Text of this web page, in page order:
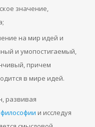
значение,
на мир идей и
и умопостигаемый,
причем
в мире идей.
развивая
и исследуя